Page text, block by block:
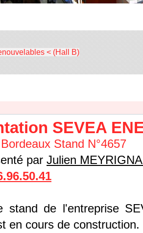
< (Hall B)
SEVEA
Stand N°4657
par Julien
stand de l'entreprise
en cours de construction.